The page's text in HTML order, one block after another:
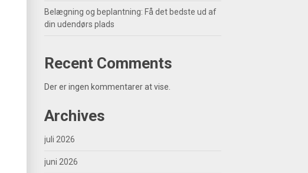
Belægning og beplantning: Få det bedste ud af
din udendørs plads
Recent Comments
Der er ingen kommentarer at vise.
Archives
juli 2026
juni 2026